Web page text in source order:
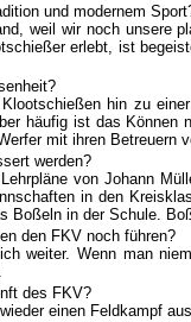
und modernem
weil wir noch unsere
erlebt, ist
hin zu
häufig ist das
mit ihren
werden?
von Johann
in den
Boßeln in der Schule.
den FKV noch führen?
weiter. Wenn man
des FKV?
einen Feldkampf